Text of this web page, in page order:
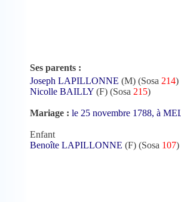
Ses parents :
Joseph LAPILLONNE (M) (Sosa 214)
Nicolle BAILLY (F) (Sosa 215)
Mariage : le 25 novembre 1788, à
Enfant
Benoîte LAPILLONNE (F) (Sosa 107)